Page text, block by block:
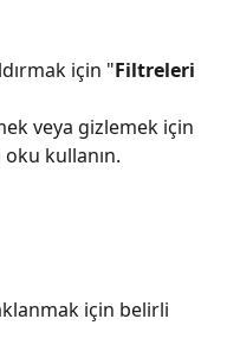
için "Filtreleri
veya gizlemek için
kullanın.
için belirli